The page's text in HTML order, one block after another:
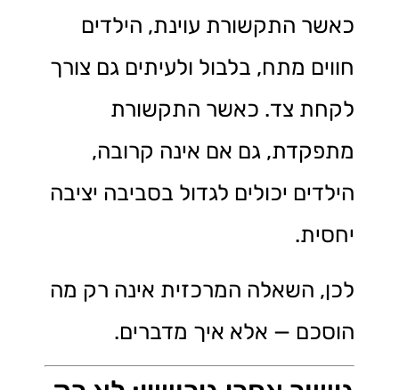
כאשר התקשורת עוינת, הילדים
חווים מתח, בלבול ולעיתים גם צורך
לקחת צד. כאשר התקשורת
מתפקדת, גם אם אינה קרובה,
הילדים יכולים לגדול בסביבה יציבה
יחסית.
לכן, השאלה המרכזית אינה רק מה
הוסכם — אלא איך מדברים.